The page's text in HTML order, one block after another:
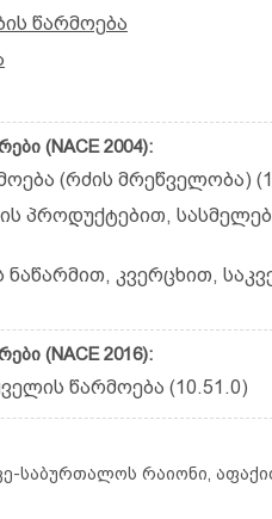
წარმოება
(NACE 2004):
(რძის მრეწველობა)
პროდუქტებით,
კვერცხით,
(NACE 2016):
წარმოება (10.51.0)
საბურთალოს რაიონი,